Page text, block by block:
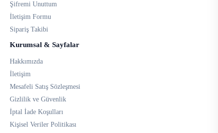
Şifremi Unuttum
İletişim Formu
Sipariş Takibi
Kurumsal & Sayfalar
Hakkımızda
İletişim
Mesafeli Satış Sözleşmesi
Gizlilik ve Güvenlik
İptal İade Koşulları
Kişisel Veriler Politikası